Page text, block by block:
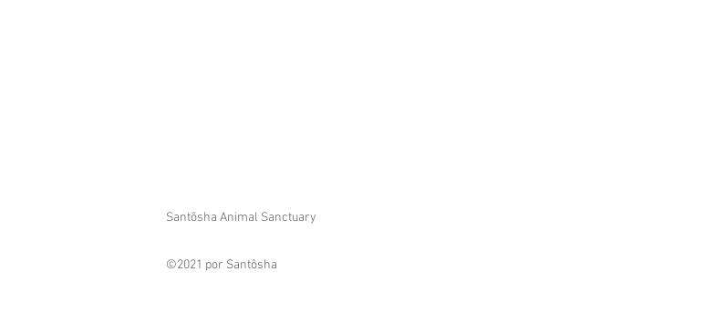
Santôsha Animal Sanctuary
©2021 por Santôsha